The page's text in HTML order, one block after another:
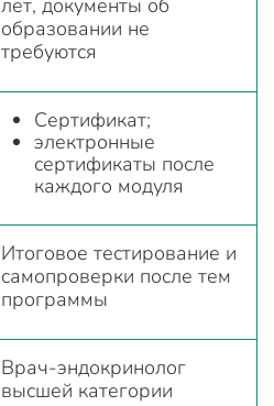
лет, документы об
образовании не
требуются
Сертификат;
электронные
сертификаты после
каждого модуля
Итоговое тестирование и
самопроверки после тем
программы
Врач-эндокринолог
высшей категории